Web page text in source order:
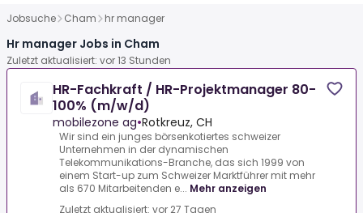
Jobsuche Cham hr manager
Hr manager Jobs in Cham
Zuletzt aktualisiert: vor 13 Stunden
HR-Fachkraft / HR-Projektmanager 80-
100% (m/w/d)
mobilezone ag•Rotkreuz, CH
Wir sind ein junges börsenkotiertes schweizer
Unternehmen in der dynamischen
Telekommunikations-Branche, das sich 1999 von
einem Start-up zum Schweizer Marktführer mit mehr
als 670 Mitarbeitenden e... Mehr anzeigen
Zuletzt aktualisiert: vor 27 Tagen